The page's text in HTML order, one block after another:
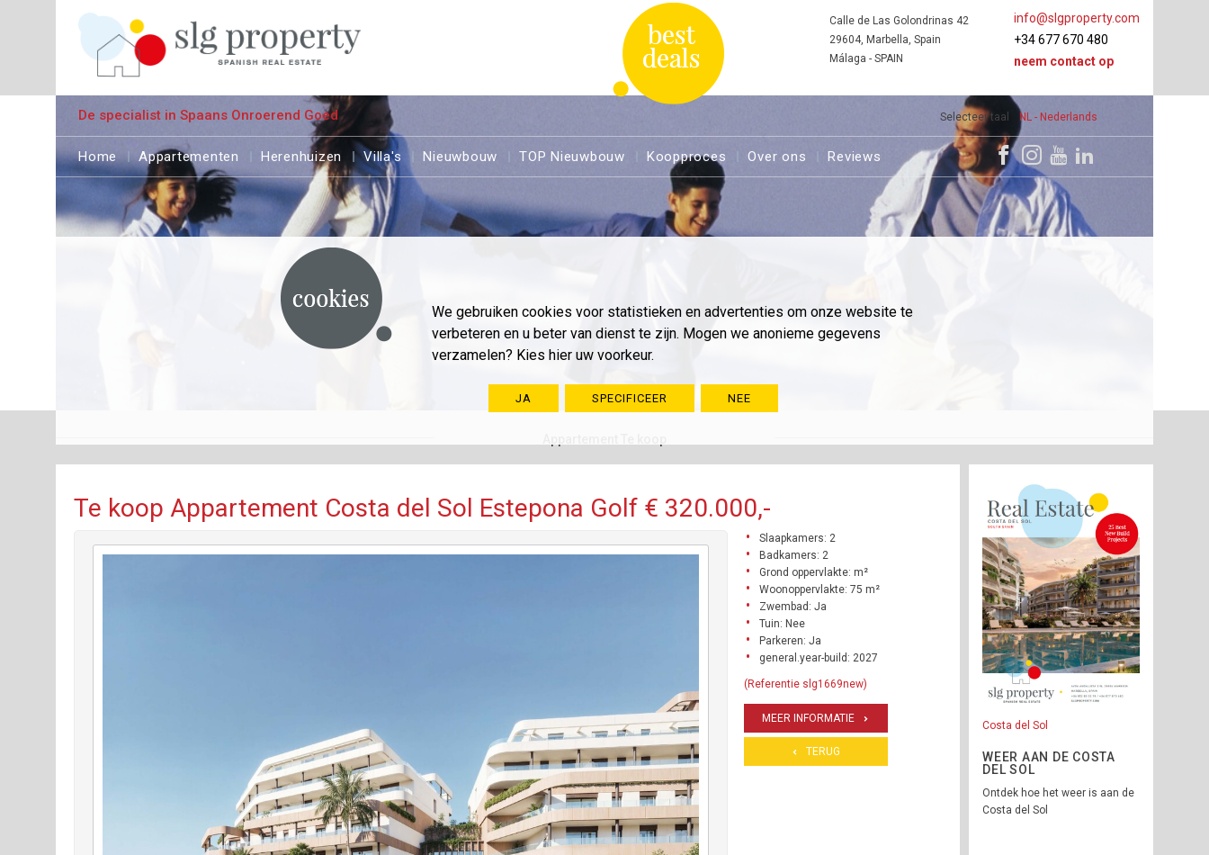
We gebruiken cookies voor statistieken en advertenties om onze website te
verbeteren en u beter van dienst te zijn. Mogen we anonieme gegevens
verzamelen? Kies hier uw voorkeur.
JA SPECIFICEER NEE
Selecteer taal NL - Nederlands
info@slgproperty.com
+34 677 670 480
neem contact op
Calle de Las Golondrinas 42
29604, Marbella, Spain
Málaga - SPAIN
De specialist in Spaans Onroerend Goed
Home Appartementen Herenhuizen Villa's Nieuwbouw TOP Nieuwbouw Koopproces Over ons Reviews
Te koop Appartement Costa del Sol Estepona Golf € 320.000,-
Slaapkamers: 2
Badkamers: 2
Grond oppervlakte: m²
Woonoppervlakte: 75 m²
Zwembad: Ja
Tuin: Nee
Parkeren: Ja
general.year-build: 2027
(Referentie slg1669new)
MEER INFORMATIE
TERUG
Costa del Sol
WEER AAN DE COSTA
DEL SOL
Ontdek hoe het weer is aan de
Costa del Sol